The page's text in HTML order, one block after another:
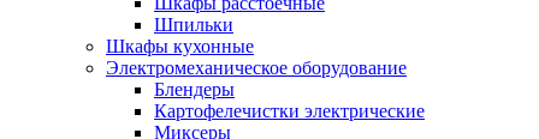
Шпильки
Шкафы кухонные
Электромеханическое оборудование
Блендеры
Картофелечистки электрические
Миксеры